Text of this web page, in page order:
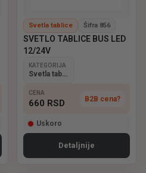
Svetla tablice Šifra 856
SVETLO TABLICE BUS LED
12/24V
KATEGORIJA
Svetla tablice
CENA
660 RSD B2B cena?
Uskoro
Detaljnije